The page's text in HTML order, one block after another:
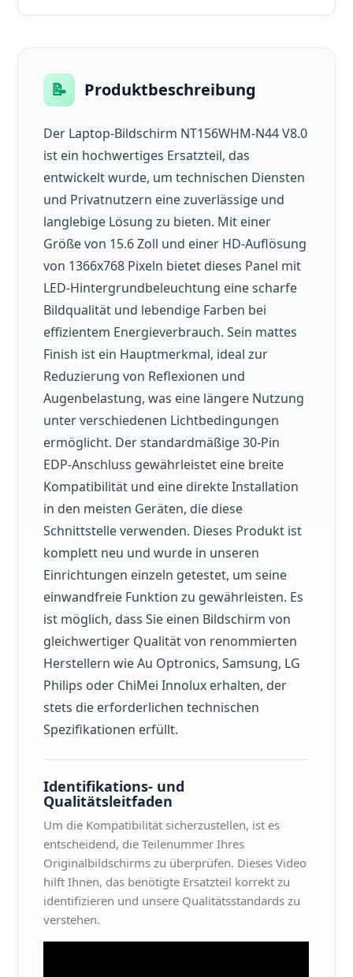
📝 Produktbeschreibung
Der Laptop-Bildschirm NT156WHM-N44 V8.0
ist ein hochwertiges Ersatzteil, das
entwickelt wurde, um technischen Diensten
und Privatnutzern eine zuverlässige und
langlebige Lösung zu bieten. Mit einer
Größe von 15.6 Zoll und einer HD-Auflösung
von 1366x768 Pixeln bietet dieses Panel mit
LED-Hintergrundbeleuchtung eine scharfe
Bildqualität und lebendige Farben bei
effizientem Energieverbrauch. Sein mattes
Finish ist ein Hauptmerkmal, ideal zur
Reduzierung von Reflexionen und
Augenbelastung, was eine längere Nutzung
unter verschiedenen Lichtbedingungen
ermöglicht. Der standardmäßige 30-Pin
EDP-Anschluss gewährleistet eine breite
Kompatibilität und eine direkte Installation
in den meisten Geräten, die diese
Schnittstelle verwenden. Dieses Produkt ist
komplett neu und wurde in unseren
Einrichtungen einzeln getestet, um seine
einwandfreie Funktion zu gewährleisten. Es
ist möglich, dass Sie einen Bildschirm von
gleichwertiger Qualität von renommierten
Herstellern wie Au Optronics, Samsung, LG
Philips oder ChiMei Innolux erhalten, der
stets die erforderlichen technischen
Spezifikationen erfüllt.
Identifikations- und
Qualitätsleitfaden
Um die Kompatibilität sicherzustellen, ist es
entscheidend, die Teilenummer Ihres
Originalbildschirms zu überprüfen. Dieses Video
hilft Ihnen, das benötigte Ersatzteil korrekt zu
identifizieren und unsere Qualitätsstandards zu
verstehen.